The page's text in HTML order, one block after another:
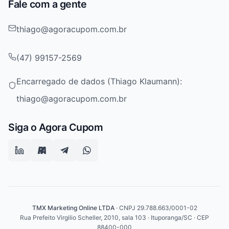
Fale com a gente
thiago@agoracupom.com.br
(47) 99157-2569
Encarregado de dados (Thiago Klaumann):
thiago@agoracupom.com.br
Siga o Agora Cupom
TMX Marketing Online LTDA· CNPJ 29.788.663/0001-02
Rua Prefeito Virgilio Scheller, 2010, sala 103 · Ituporanga/SC · CEP
88400-000